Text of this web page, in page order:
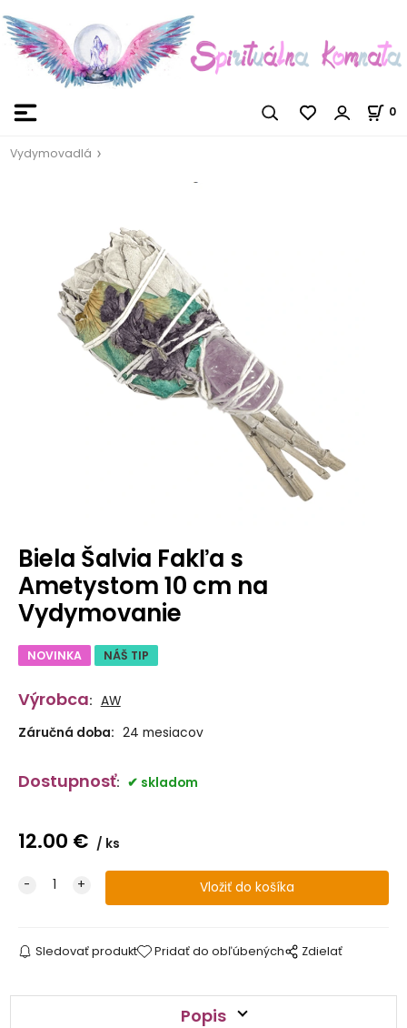
0
Vydymovadlá
Biela Šalvia Fakľa s
Ametystom 10 cm na
Vydymovanie
NOVINKA NÁŠ TIP
Výrobca: AW
Záručná doba: 24 mesiacov
Dostupnosť: skladom
12.00 € ks
Sledovať produkt Pridať do obľúbených Zdielať
Popis